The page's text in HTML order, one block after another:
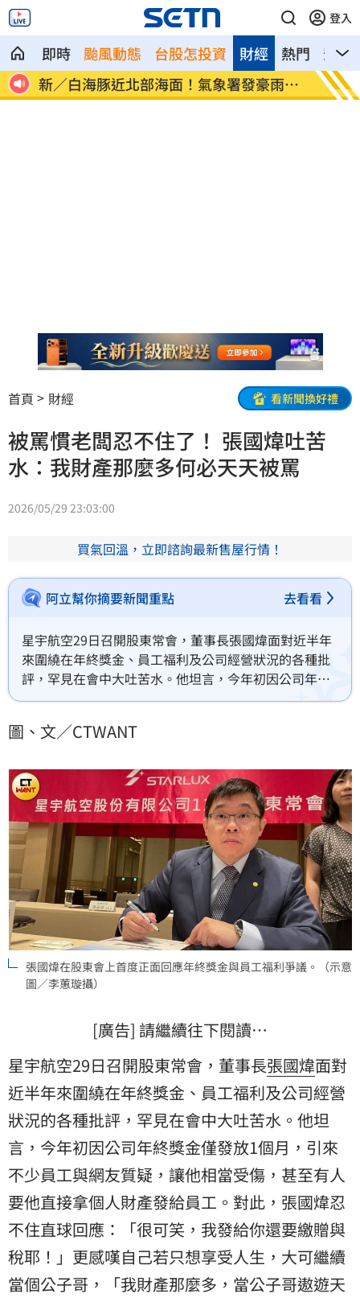
登入
即時 颱風動態 台股怎投資 熱門 影音
財經
台
新／白海豚近北部海面！氣象署發豪雨特
報
南電
首頁 財經 看新聞換好禮
被罵慣老闆忍不住了！ 張國煒吐苦
水：我財產那麼多何必天天被罵
2026/05/29 23:03:00
買氣回溫，立即諮詢最新售屋行情！
阿立幫你摘要新聞重點 去看看
星宇航空29日召開股東常會，董事長張國煒面對近半年
來圍繞在年終獎金、員工福利及公司經營狀況的各種批
評，罕見在會中大吐苦水。他坦言，今年初因公司年終
獎金僅發放1個月，引來不少員工與網友質疑，讓他相當
張國煒忍不住直球回應：「很可笑，我發給你還要繳贈
公子哥，「我財產那麼多，當公子哥遨遊天下，讓別人
服務我多好，幹嘛天天被你說慣老闆？」
圖、文／CTWANT
張國煒在股東會上首度正面回應年終獎金與員工福利爭議。（示意
圖／李蕙璇攝）
[廣告] 請繼續往下閱讀…
星宇航空29日召開股東常會，董事長張國煒面對
近半年來圍繞在年終獎金、員工福利及公司經營
狀況的各種批評，罕見在會中大吐苦水。他坦
言，今年初因公司年終獎金僅發放1個月，引來
不少員工與網友質疑，讓他相當受傷，甚至有人
要他直接拿個人財產發給員工。對此，張國煒忍
不住直球回應：「很可笑，我發給你還要繳贈與
稅耶！」更感嘆自己若只想享受人生，大可繼續
當個公子哥，「我財產那麼多，當公子哥遨遊天